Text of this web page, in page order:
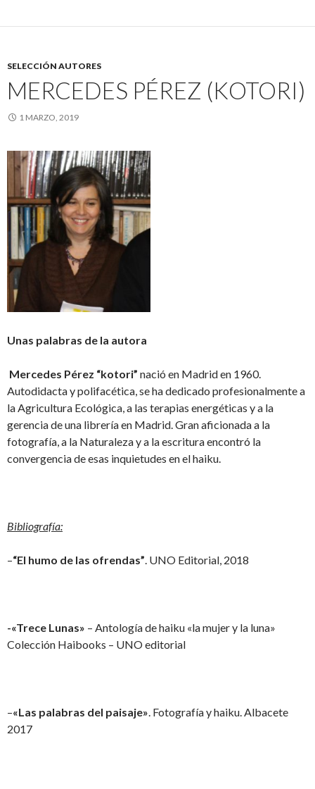
SELECCIÓN AUTORES
MERCEDES PÉREZ (KOTORI)
1 MARZO, 2019
Unas palabras de la autora
Mercedes Pérez “kotori” nació en Madrid en 1960.
Autodidacta y polifacética, se ha dedicado profesionalmente a
la Agricultura Ecológica, a las terapias energéticas y a la
gerencia de una librería en Madrid. Gran aficionada a la
fotografía, a la Naturaleza y a la escritura encontró la
convergencia de esas inquietudes en el haiku.
Bibliografía:
–“El humo de las ofrendas”. UNO Editorial, 2018
-«Trece Lunas» – Antología de haiku «la mujer y la luna»
Colección Haibooks – UNO editorial
–«Las palabras del paisaje». Fotografía y haiku. Albacete
2017